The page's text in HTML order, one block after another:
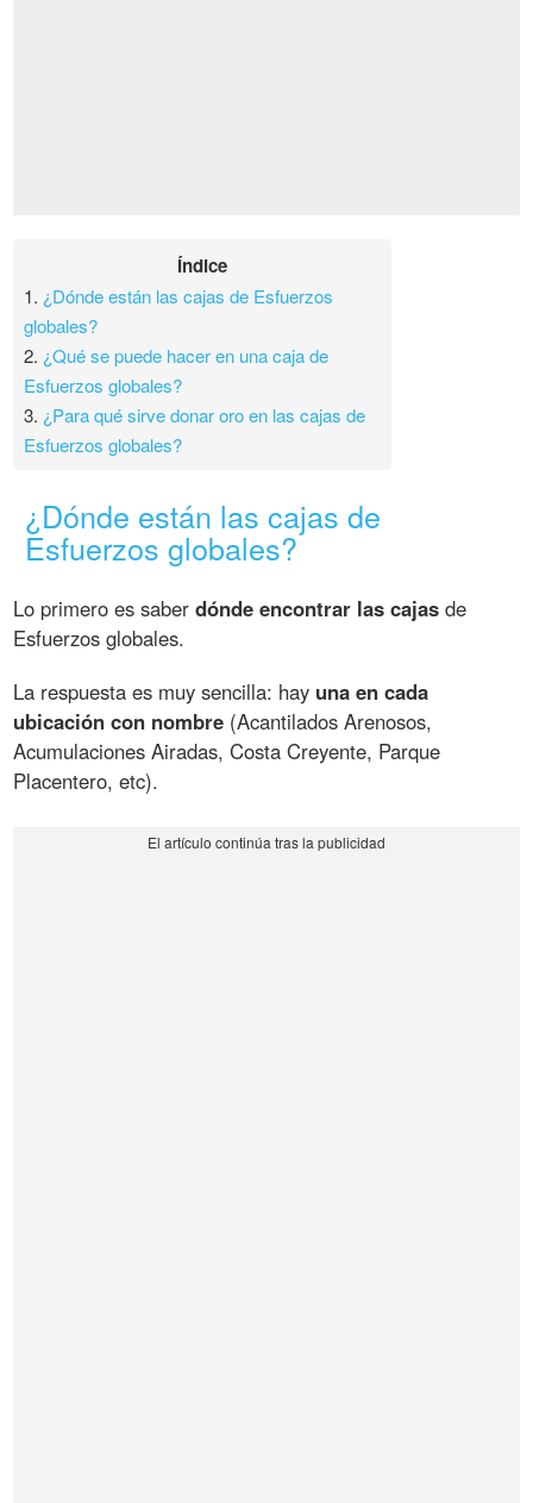
Índice
1. ¿Dónde están las cajas de Esfuerzos
globales?
2. ¿Qué se puede hacer en una caja de
Esfuerzos globales?
3. ¿Para qué sirve donar oro en las cajas de
Esfuerzos globales?
¿Dónde están las cajas de
Esfuerzos globales?
Lo primero es saberdónde encontrar las cajas de
Esfuerzos globales.
La respuesta es muy sencilla: hay una en cada
ubicación con nombre (Acantilados Arenosos,
Acumulaciones Airadas, Costa Creyente, Parque
Placentero, etc).